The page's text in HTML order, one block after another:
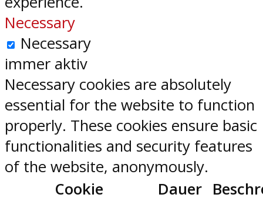
Necessary
Necessary
immer aktiv
Necessary cookies are absolutely
essential for the website to function
properly. These cookies ensure basic
functionalities and security features
of the website, anonymously.
Cookie
Dauer